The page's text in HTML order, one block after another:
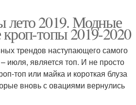
лето 2019. Модные
топы 2019-2020
трендов наступающего самого
июля, является топ. И не просто
топ или майка и короткая блуза
вновь с овациями вернулись